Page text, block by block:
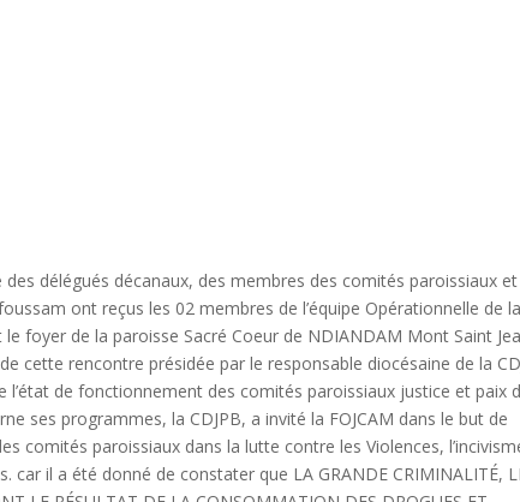
délégués décanaux, des membres des comités paroissiaux
ont reçus les 02 membres de l’équipe Opérationnelle de la
foyer de la paroisse Sacré Coeur de NDIANDAM Mont Saint
cette rencontre présidée par le responsable diocésaine de la
de fonctionnement des comités paroissiaux justice et paix
ses programmes, la CDJPB, a invité la FOJCAM dans le but de
comités paroissiaux dans la lutte contre les Violences,
il a été donné de constater que LA GRANDE CRIMINALITÉ,